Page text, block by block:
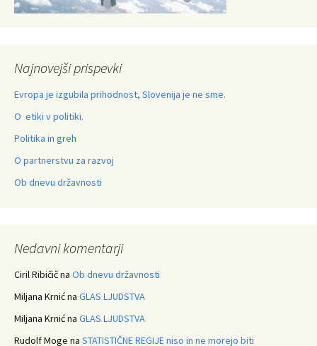
Najnovejši prispevki
Evropa je izgubila prihodnost, Slovenija je ne sme.
O etiki v politiki.
Politika in greh
O partnerstvu za razvoj
Ob dnevu državnosti
Nedavni komentarji
Ciril Ribičična Ob dnevu državnosti
Miljana Krnićna GLAS LJUDSTVA
Miljana Krnićna GLAS LJUDSTVA
Rudolf Moge na STATISTIČNE REGIJE niso in ne morejo biti